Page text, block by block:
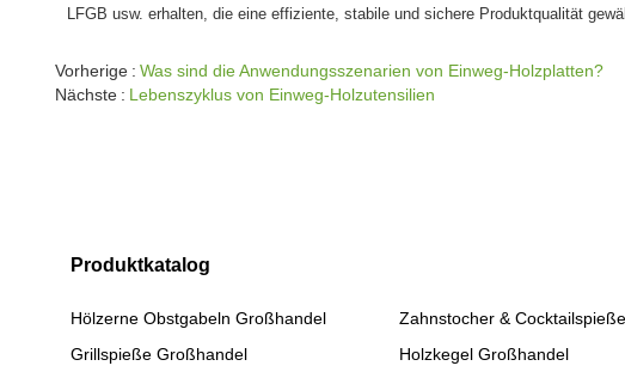
LFGB usw. erhalten, die eine effiziente, stabile und sichere Produktqualität
Vorherige
Was sind die Anwendungsszenarien von Einweg-Holzplatten?
Nächste
Lebenszyklus von Einweg-Holzutensilien
Produktkatalog
Hölzerne Obstgabeln Großhandel
Grillspieße Großhandel
Holzkegel Großhandel